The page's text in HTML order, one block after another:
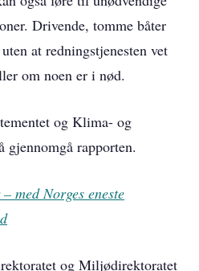
Drivende, tomme båter
at redningstjenesten vet
om noen er i nød.
og Klima- og
rapporten.
med Norges eneste
og Miljødirektoratet